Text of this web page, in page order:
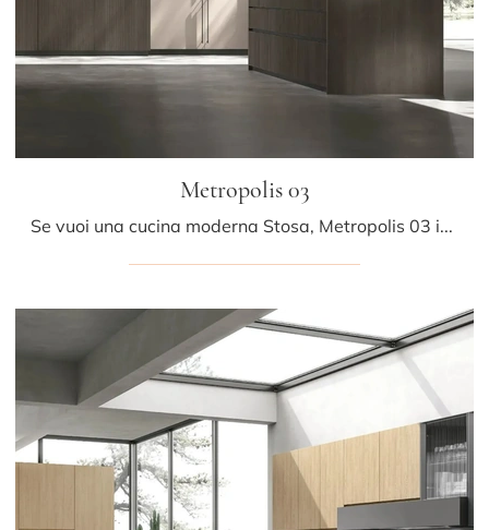
Metropolis 03
Se vuoi una cucina moderna Stosa, Metropolis 03 in legno ti attende nel nostro negozio di Cucine Moderne con penisola.